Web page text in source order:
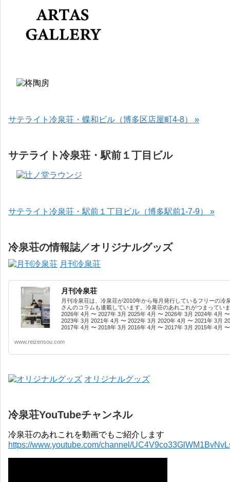
サテライト冷泉荘・蝶和ビル（博多区店屋町4-8） »
サテライト冷泉荘・駅前１丁目ビル
サテライト冷泉荘・駅前１丁目ビル（博多駅前1-7-9） »
冷泉荘の情報誌／オリジナルグッズ
月刊冷泉荘
月刊冷泉荘
月刊冷泉荘は、冷泉荘が2010年から毎月発行しているフリーの
さんのコラムも連載しています。冷泉荘のあれこれがつまってい
2026年 4月 〜 2027年 3月 2025年 4月 〜 2026年 3月 2024年 4月
2023年 3月 2021年 4月 〜 2022年 3月 2020年 4月 〜 2021年 3月
2017年 4月 〜 2018年 3月 2016年 4月 〜 2017年 3月 2015年 4月
www.reizensou.com
オリジナルグッズ
冷泉荘YouTubeチャンネル
冷泉荘のあれこれを動画でもご紹介します
https://www.youtube.com/channel/